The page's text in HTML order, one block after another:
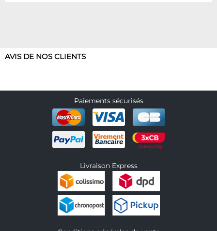
AVIS DE NOS CLIENTS
Paiements sécurisés
Livraison Express